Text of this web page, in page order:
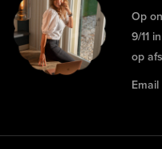
Op
9/11
op
Email